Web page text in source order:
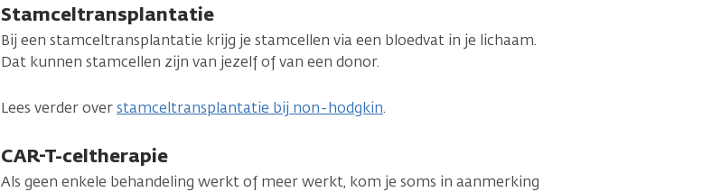
Stamceltransplantatie
Bij een stamceltransplantatie krijg je stamcellen via een bloedvat in je lichaam.
Dat kunnen stamcellen zijn van jezelf of van een donor.
Lees verder overstamceltransplantatie bij non-hodgkin.
CAR-T-celtherapie
Als geen enkele behandeling werkt of meer werkt, kom je soms in aanmerking